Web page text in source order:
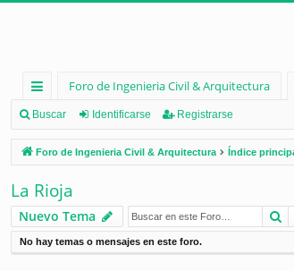
nl
ac
es
rá
pi
d
Foro de Ingenieria Civil & Arquitectura
Buscar Identificarse Registrarse
Foro de Ingenieria Civil & Arquitectura Índice
La Rioja
Nuevo Tema
No hay temas o mensajes en este foro.